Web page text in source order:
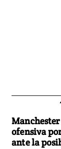
ofensiva
ante la